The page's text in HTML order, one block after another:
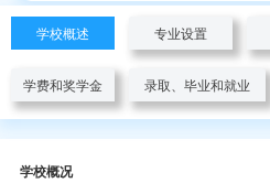
学校概述 专业设置
学费和奖学金 录取、毕业和就业
学校概况